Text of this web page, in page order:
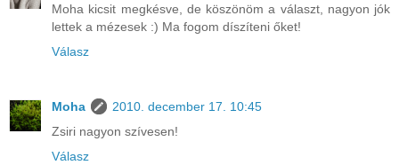
Moha kicsit megkésve, de köszönöm a választ, nagyon jók
lettek a mézesek :) Ma fogom díszíteni őket!
Válasz
Moha
2010. december 17. 10:45
Zsiri nagyon szívesen!
Válasz